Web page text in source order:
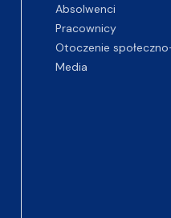
Absolwenci
Pracownicy
Otoczenie
Media